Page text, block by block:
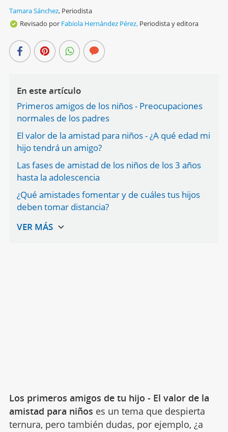
Tamara Sánchez, Periodista
Revisado por Fabiola Hernández Pérez, Periodista y editora
En este artículo
Primeros amigos de los niños - Preocupaciones
normales de los padres
El valor de la amistad para niños - ¿A qué edad mi
hijo tendrá un amigo?
Las fases de amistad de los niños de los 3 años
hasta la adolescencia
¿Qué amistades fomentar y de cuáles tus hijos
deben tomar distancia?
Los primeros amigos de tu hijo - El valor de la
amistad para niños es un tema que despierta
ternura, pero también dudas, por ejemplo, ¿a